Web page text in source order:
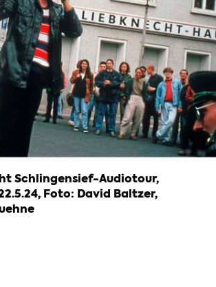
Schlingensief-Audiotour,
Foto: David Baltzer,